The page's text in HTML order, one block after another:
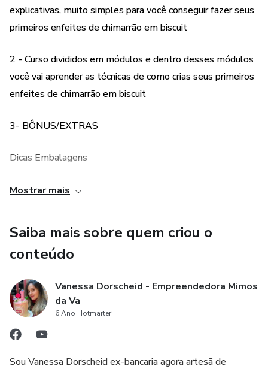
explicativas, muito simples para você conseguir fazer seus
primeiros enfeites de chimarrão em biscuit
2 - Curso divididos em módulos e dentro desses módulos
você vai aprender as técnicas de como crias seus primeiros
enfeites de chimarrão em biscuit
3- BÔNUS/EXTRAS
Dicas Embalagens
Lista de Fornecedores
Criatividade
Produtividade
Mostrar mais
Saiba mais sobre quem criou o
conteúdo
Vanessa Dorscheid - Empreendedora Mimos
da Va
6 Ano Hotmarter
Sou Vanessa Dorscheid ex-bancaria agora artesã de